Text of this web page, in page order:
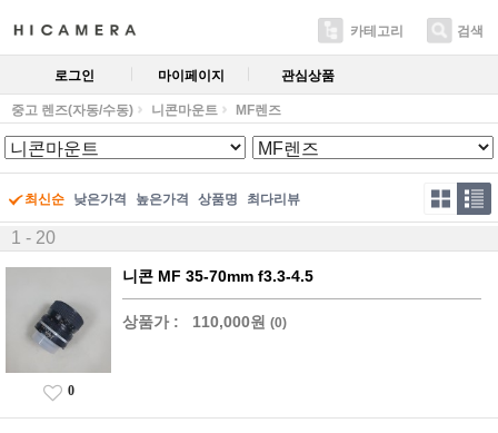
카테고리 검색
로그인 마이페이지 관심상품
중고 렌즈(자동/수동) 니콘마운트 MF렌즈
최신순 낮은가격 높은가격 상품명 최다리뷰
1 - 20
니콘 MF 35-70mm f3.3-4.5
상품가 : 110,000원 (0)
0